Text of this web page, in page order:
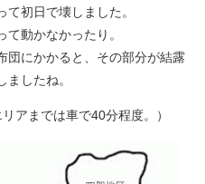
初日で壊しました。
動かなかったり。
団にかかると、その部分が結露
したね。
アまでは車で40分程度。）